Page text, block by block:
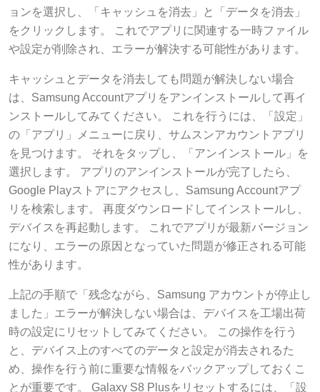
ョンを選択し、「キャッシュを消去」と「データを消去」
をクリックします。 これでアプリに関連する一時ファイル
や設定が削除され、エラーが解決する可能性があります。
キャッシュとデータを消去しても問題が解決しない場合
は、Samsung Accountアプリをアンインストールして再イ
ンストールしてみてください。 これを行うには、「設定」
の「アプリ」メニューに戻り、サムスンアカウントアプリ
を見つけます。 それをタップし、「アンインストール」を
選択します。 アプリのアンインストールが完了したら、
Google Playストアにアクセスし、Samsung Accountアプ
リを検索します。 再度ダウンロードしてインストールし、
デバイスを再起動します。 これでアプリが最新バージョン
になり、エラーの原因となっていた問題が修正される可能
性があります。
上記の手順で「残念ながら、Samsung アカウントが停止し
ました」エラーが解決しない場合は、デバイスを工場出荷
時の設定にリセットしてみてください。 この操作を行う
と、デバイス上のすべてのデータと設定が消去されるた
め、操作を行う前に重要な情報をバックアップしておくこ
とが重要です。 Galaxy S8 Plusをリセットするには、「設